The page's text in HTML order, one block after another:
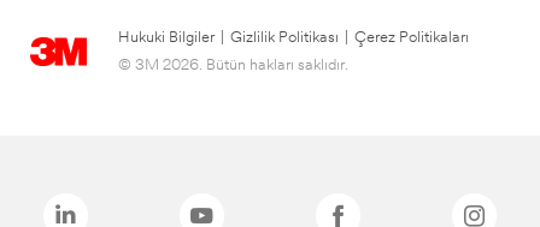
Hukuki Bilgiler Gizlilik Politikası
Çerez Politikaları
© 3M 2026. Bütün hakları saklıdır.